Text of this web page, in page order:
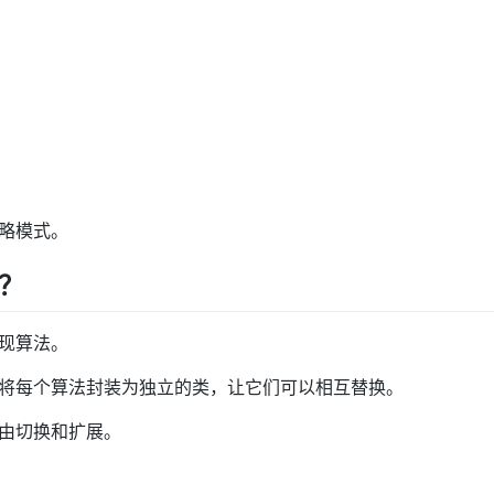
模式。
算法。
每个算法封装为独立的类，让它们可以相互替换。
切换和扩展。